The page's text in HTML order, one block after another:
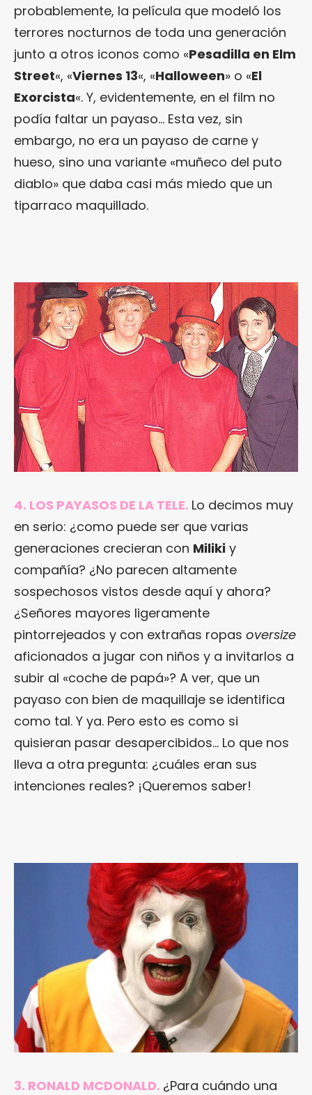
probablemente, la película que modeló los
terrores nocturnos de toda una generación
junto a otros iconos como «Pesadilla en Elm
Street«, «Viernes 13«, «Halloween» o «El
Exorcista«. Y, evidentemente, en el film no
podía faltar un payaso… Esta vez, sin
embargo, no era un payaso de carne y
hueso, sino una variante «muñeco del puto
diablo» que daba casi más miedo que un
tiparraco maquillado.
4. LOS PAYASOS DE LA TELE. Lo decimos muy
en serio: ¿como puede ser que varias
generaciones crecieran con Miliki y
compañía? ¿No parecen altamente
sospechosos vistos desde aquí y ahora?
¿Señores mayores ligeramente
pintorrejeados y con extrañas ropas oversize
aficionados a jugar con niños y a invitarlos a
subir al «coche de papá»? A ver, que un
payaso con bien de maquillaje se identifica
como tal. Y ya. Pero esto es como si
quisieran pasar desapercibidos… Lo que nos
lleva a otra pregunta: ¿cuáles eran sus
intenciones reales? ¡Queremos saber!
3. RONALD MCDONALD. ¿Para cuándo una